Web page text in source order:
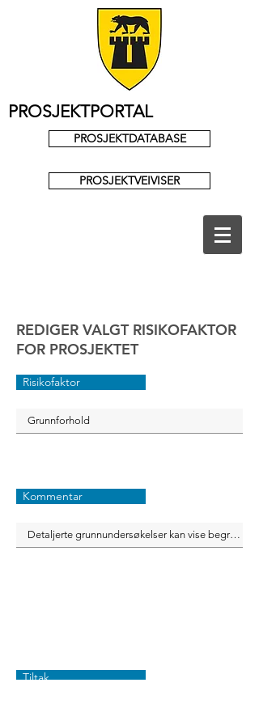
PROSJEKTPORTAL
PROSJEKTDATABASE
PROSJEKTVEIVISER
REDIGER VALGT RISIKOFAKTOR
FOR PROSJEKTET
Risikofaktor
Kommentar
Tiltak